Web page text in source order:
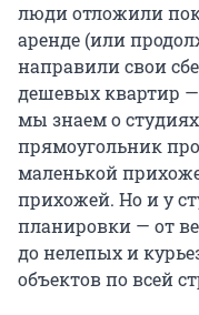
люди отложили
аренде (или
направили свои
дешевых квартир
мы знаем о
прямоугольник
маленькой
прихожей. Но и у
планировки — от
до нелепых и
объектов по всей